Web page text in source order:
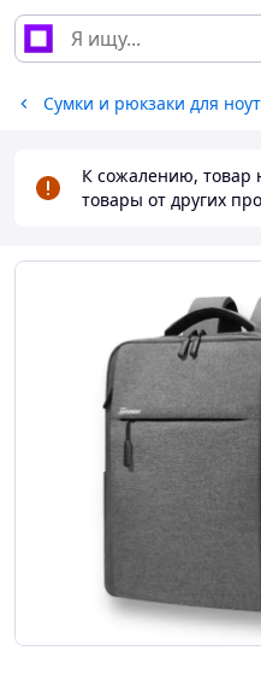
Сумки и рюкзаки для
К сожалению, товар
товары от других